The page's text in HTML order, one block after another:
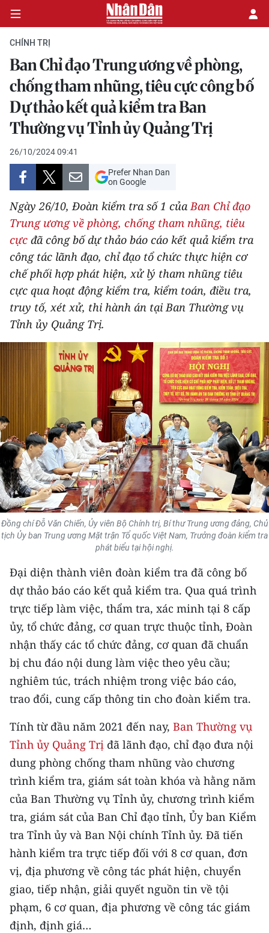
CHÍNH TRỊ
KINH TẾ
XÃ HỘI
DU LỊCH
THẾ GIỚI
THỂ THAO
GIÁO DỤC
Y TẾ
KHOA HỌC - CÔNG NGHỆ
BẠN ĐỌC
KIỂM CHỨNG THÔNG TIN
TRI THỨC CHUYÊN SÂU
54 DÂN TỘC VIỆT NAM
CHƯƠNG TRÌNH OCOP - MỖI XÃ
RADIO
MEDIA CENTER
E-Magazine
Video
Media Chính trị
Media Kinh tế
Media Văn hóa
Media Xã hội
Media Pháp luật
Media Du lịch
Media Thế giới
Media Thể thao
Media Giáo dục
CHÍNH TRỊ
Ban Chỉ đạo Trung ương về phòng,
chống tham nhũng, tiêu cực công bố
Dự thảo kết quả kiểm tra Ban
Thường vụ Tỉnh ủy Quảng Trị
26/10/2024 09:41
Prefer Nhan Dan
on Google
Ngày 26/10, Đoàn kiểm tra số 1 củaBan Chỉ đạo
Trung ương về phòng, chống tham nhũng, tiêu
cực đã công bố dự thảo báo cáo kết quả kiểm tra
công tác lãnh đạo, chỉ đạo tổ chức thực hiện cơ
chế phối hợp phát hiện, xử lý tham nhũng tiêu
cực qua hoạt động kiểm tra, kiểm toán, điều tra,
truy tố, xét xử, thi hành án tại Ban Thường vụ
Tỉnh ủy Quảng Trị.
Đồng chí Đỗ Văn Chiến, Ủy viên Bộ Chính trị, Bí thư Trung ương đảng, Chủ
tịch Ủy ban Trung ương Mặt trận Tổ quốc Việt Nam, Trưởng đoàn kiểm tra
phát biểu tại hội nghị.
Đại diện thành viên đoàn kiểm tra đã công bố
dự thảo báo cáo kết quả kiểm tra. Qua quá trình
trực tiếp làm việc, thẩm tra, xác minh tại 8 cấp
ủy, tổ chức đảng, cơ quan trực thuộc tỉnh, Đoàn
nhận thấy các tổ chức đảng, cơ quan đã chuẩn
bị chu đáo nội dung làm việc theo yêu cầu;
nghiêm túc, trách nhiệm trong việc báo cáo,
trao đổi, cung cấp thông tin cho đoàn kiểm tra.
Tính từ đầu năm 2021 đến nay, Ban Thường vụ
Tỉnh ủy Quảng Trị đã lãnh đạo, chỉ đạo đưa nội
dung phòng chống tham nhũng vào chương
trình kiểm tra, giám sát toàn khóa và hằng năm
của Ban Thường vụ Tỉnh ủy, chương trình kiểm
tra, giám sát của Ban Chỉ đạo tỉnh, Ủy ban Kiểm
tra Tỉnh ủy và Ban Nội chính Tỉnh ủy. Đã tiến
hành kiểm tra trực tiếp đối với 8 cơ quan, đơn
vị, địa phương về công tác phát hiện, chuyển
giao, tiếp nhận, giải quyết nguồn tin về tội
phạm, 6 cơ quan, địa phương về công tác giám
định, định giá…